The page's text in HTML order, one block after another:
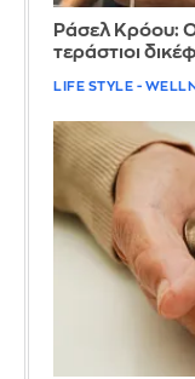
Ράσελ Κρόου:
τεράστιοι
LIFE STYLE -